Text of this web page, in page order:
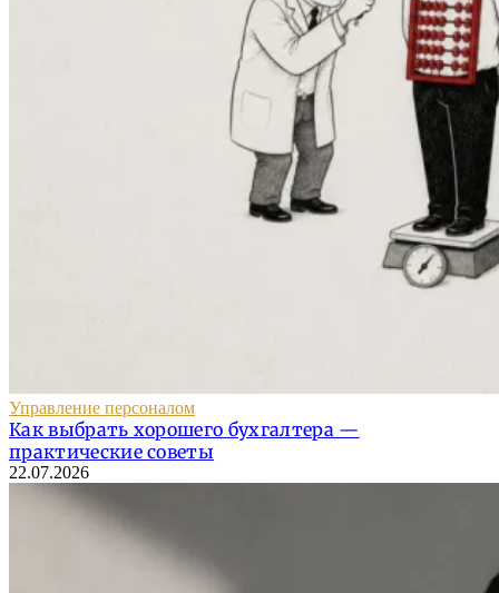
Управление персоналом
Как выбрать хорошего бухгалтера —
практические советы
22.07.2026